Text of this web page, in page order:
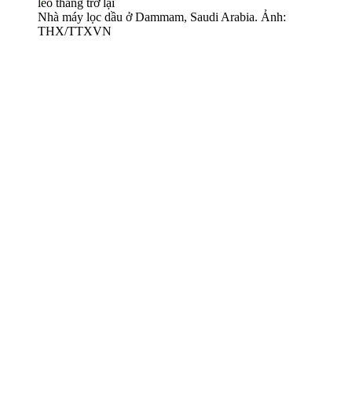
Nhà máy lọc dầu ở Dammam, Saudi Arabia. Ảnh:
THX/TTXVN